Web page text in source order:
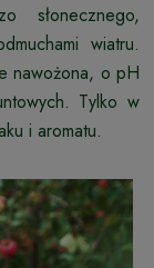
słonecznego,
wiatru.
nawożona, o pH
Tylko w
i aromatu.